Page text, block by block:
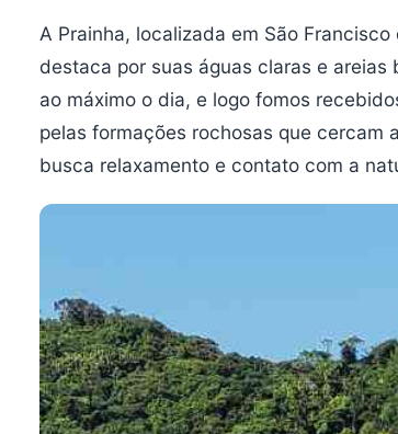
A Prainha, localizada em São
destaca por suas águas claras e
ao máximo o dia, e logo fomos
pelas formações rochosas que cercam
busca relaxamento e contato com a